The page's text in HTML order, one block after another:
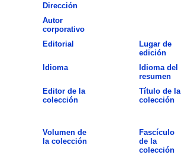
Dirección
Autor
corporativo
Editorial
Lugar de
edición
Idioma
Idioma del
resumen
Editor de la
colección
Título de la
colección
Volumen de
la colección
Fascículo
de la
colección